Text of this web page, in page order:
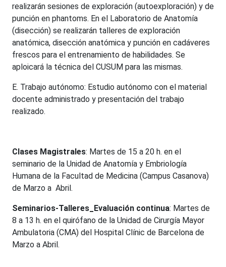
realizarán sesiones de exploración (autoexploración) y de
punción en phantoms. En el Laboratorio de Anatomía
(disección) se realizarán talleres de exploración
anatómica, disección anatómica y punción en cadáveres
frescos para el entrenamiento de habilidades. Se
aploicará la técnica del CUSUM para las mismas.
E. Trabajo autónomo: Estudio autónomo con el material
docente administrado y presentación del trabajo
realizado.
Clases Magistrales: Martes de 15 a 20 h. en el
seminario de la Unidad de Anatomía y Embriología
Humana de la Facultad de Medicina (Campus Casanova)
de Marzo a Abril.
Seminarios-Talleres_Evaluación continua: Martes de
8 a 13 h. en el quirófano de la Unidad de Cirurgía Mayor
Ambulatoria (CMA) del Hospital Clínic de Barcelona de
Marzo a Abril.